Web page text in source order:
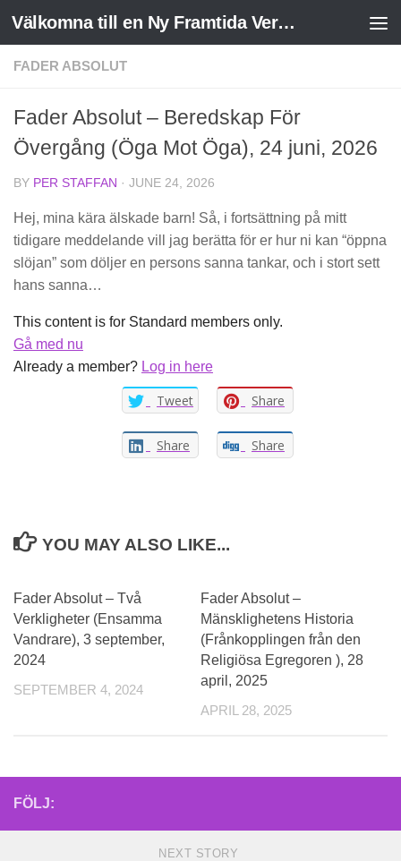
Skip to content Välkomna till en Ny Framtida Verklighet
FADER ABSOLUT
Fader Absolut – Beredskap För
Övergång (Öga Mot Öga), 24 juni, 2026
BY PER STAFFAN · JUNE 24, 2026
Hej, mina kära älskade barn! Så, i fortsättning på mitt
tidigare meddelande vill jag berätta för er hur ni kan “öppna
slöjan” som döljer en persons sanna tankar, och i stort sett
hans sanna…
This content is for Standard members only.
Gå med nu
Already a member? Log in here
Tweet Share
Share Share
YOU MAY ALSO LIKE...
Fader Absolut – Två
Verkligheter (Ensamma
Vandrare), 3 september,
2024
SEPTEMBER 4, 2024
Fader Absolut –
Mänsklighetens Historia
(Frånkopplingen från den
Religiösa Egregoren ), 28
april, 2025
APRIL 28, 2025
FÖLJ:
NEXT STORY